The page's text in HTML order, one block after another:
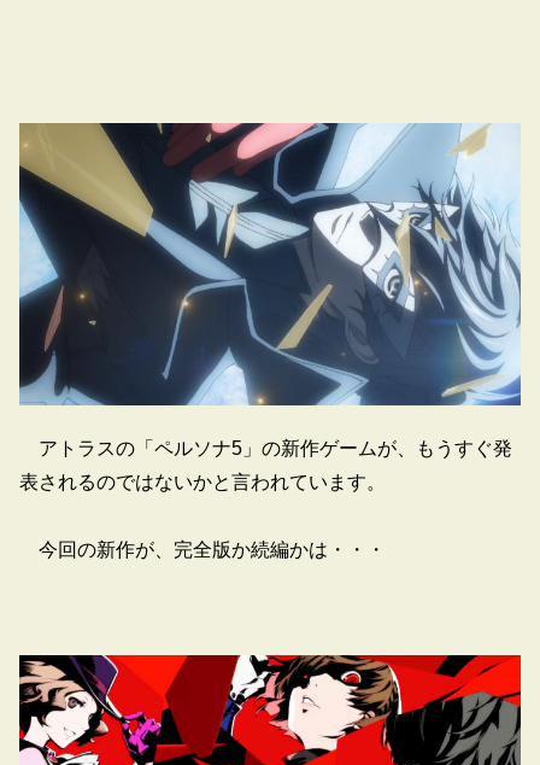
アトラスの「ペルソナ5」の新作ゲームが、もうすぐ発
表されるのではないかと言われています。
今回の新作が、完全版か続編かは・・・